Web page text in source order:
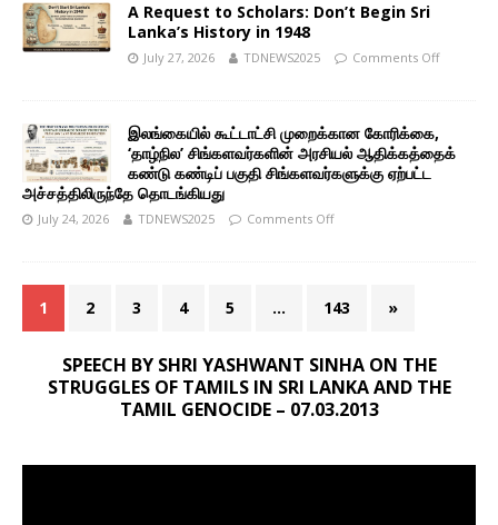
A Request to Scholars: Don’t Begin Sri
Lanka’s History in 1948
July 27, 2026 TDNEWS2025 Comments Off
இலங்கையில் கூட்டாட்சி முறைக்கான கோரிக்கை,
‘தாழ்நில’ சிங்களவர்களின் அரசியல் ஆதிக்கத்தைக்
கண்டு கண்டிப் பகுதி சிங்களவர்களுக்கு ஏற்பட்ட
அச்சத்திலிருந்தே தொடங்கியது
July 24, 2026 TDNEWS2025 Comments Off
1 2 3 4 5 … 143 »
SPEECH BY SHRI YASHWANT SINHA ON THE
STRUGGLES OF TAMILS IN SRI LANKA AND THE
TAMIL GENOCIDE – 07.03.2013